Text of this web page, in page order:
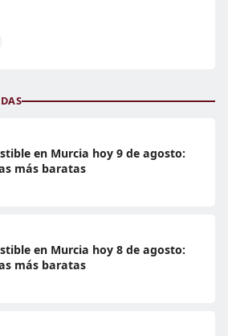
en Murcia hoy 9 de agosto:
más baratas
en Murcia hoy 8 de agosto:
más baratas